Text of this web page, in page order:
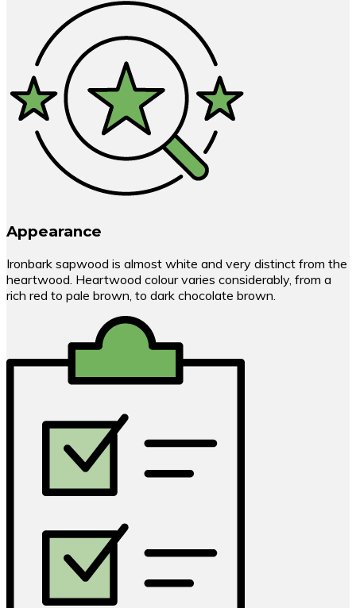
Appearance
Ironbark sapwood is almost white and very distinct from the
heartwood. Heartwood colour varies considerably, from a
rich red to pale brown, to dark chocolate brown.